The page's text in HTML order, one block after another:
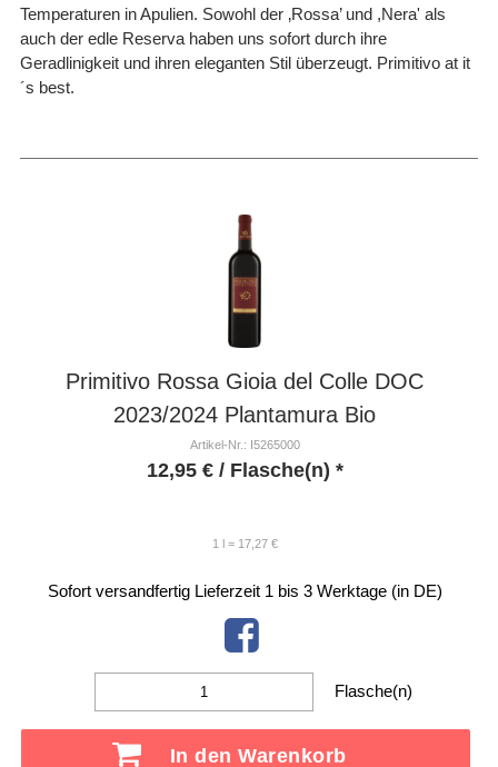
Temperaturen in Apulien. Sowohl der ‚Rossa’ und ,Nera' als
auch der edle Reserva haben uns sofort durch ihre
Geradlinigkeit und ihren eleganten Stil überzeugt. Primitivo at it
´s best.
Primitivo Rossa Gioia del Colle DOC
2023/2024 Plantamura Bio
Artikel-Nr.: I5265000
12,95 €/ Flasche(n) *
1 l = 17,27 €
Sofort versandfertig Lieferzeit 1 bis 3 Werktage (in DE)
Flasche(n)
In den Warenkorb